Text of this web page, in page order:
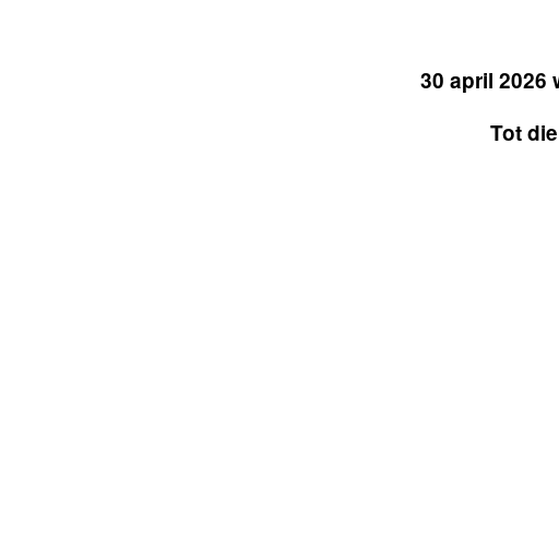
30 april 2026
Tot